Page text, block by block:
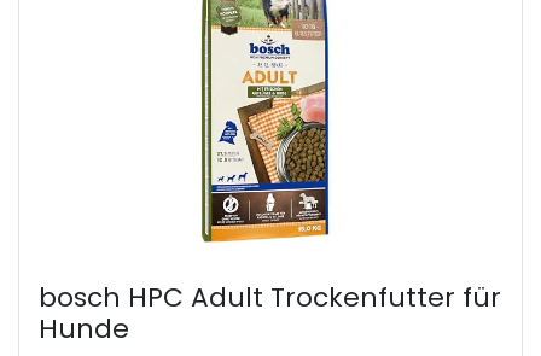
bosch HPC Adult Trockenfutter für
Hunde